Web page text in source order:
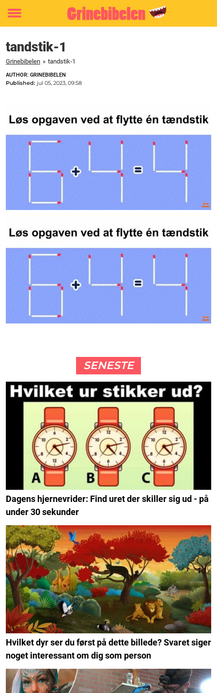
Toggle
tandstik-1
Grinebibelen » tandstik-1
AUTHOR: GRINEBIBELEN
Published: jul 05, 2023, 09:58
SENESTE
Dagens hjernevrider: Find uret der skiller sig ud - på
under 30 sekunder
Hvilket dyr ser du først på dette billede? Svaret siger
noget interessant om dig som person